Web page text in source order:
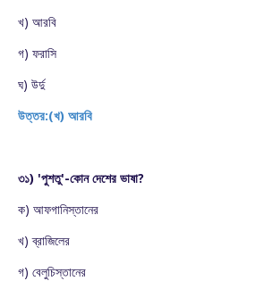
খ) আরবি
গ) ফরাসি
ঘ) উর্দু
উত্তর:(খ) আরবি
৩১) 'পুশতু'-কোন দেশের ভাষা?
ক) আফগানিস্তানের
খ) ব্রাজিলের
গ) বেলুচিস্তানের